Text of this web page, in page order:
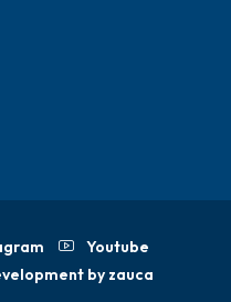
Youtube
by zauca